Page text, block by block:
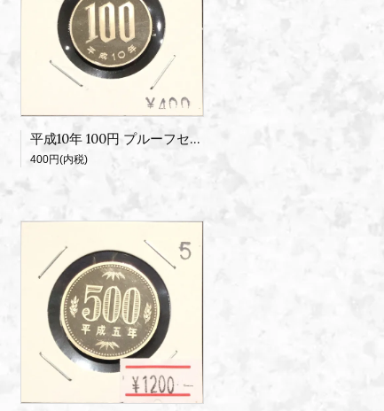
平成10年 100円 プルーフセット出し
400円(内税)